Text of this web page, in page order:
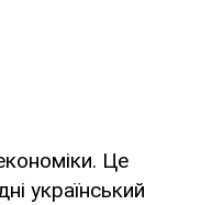
Це
український